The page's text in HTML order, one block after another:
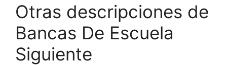
Otras descripciones de
Bancas De Escuela
Siguiente